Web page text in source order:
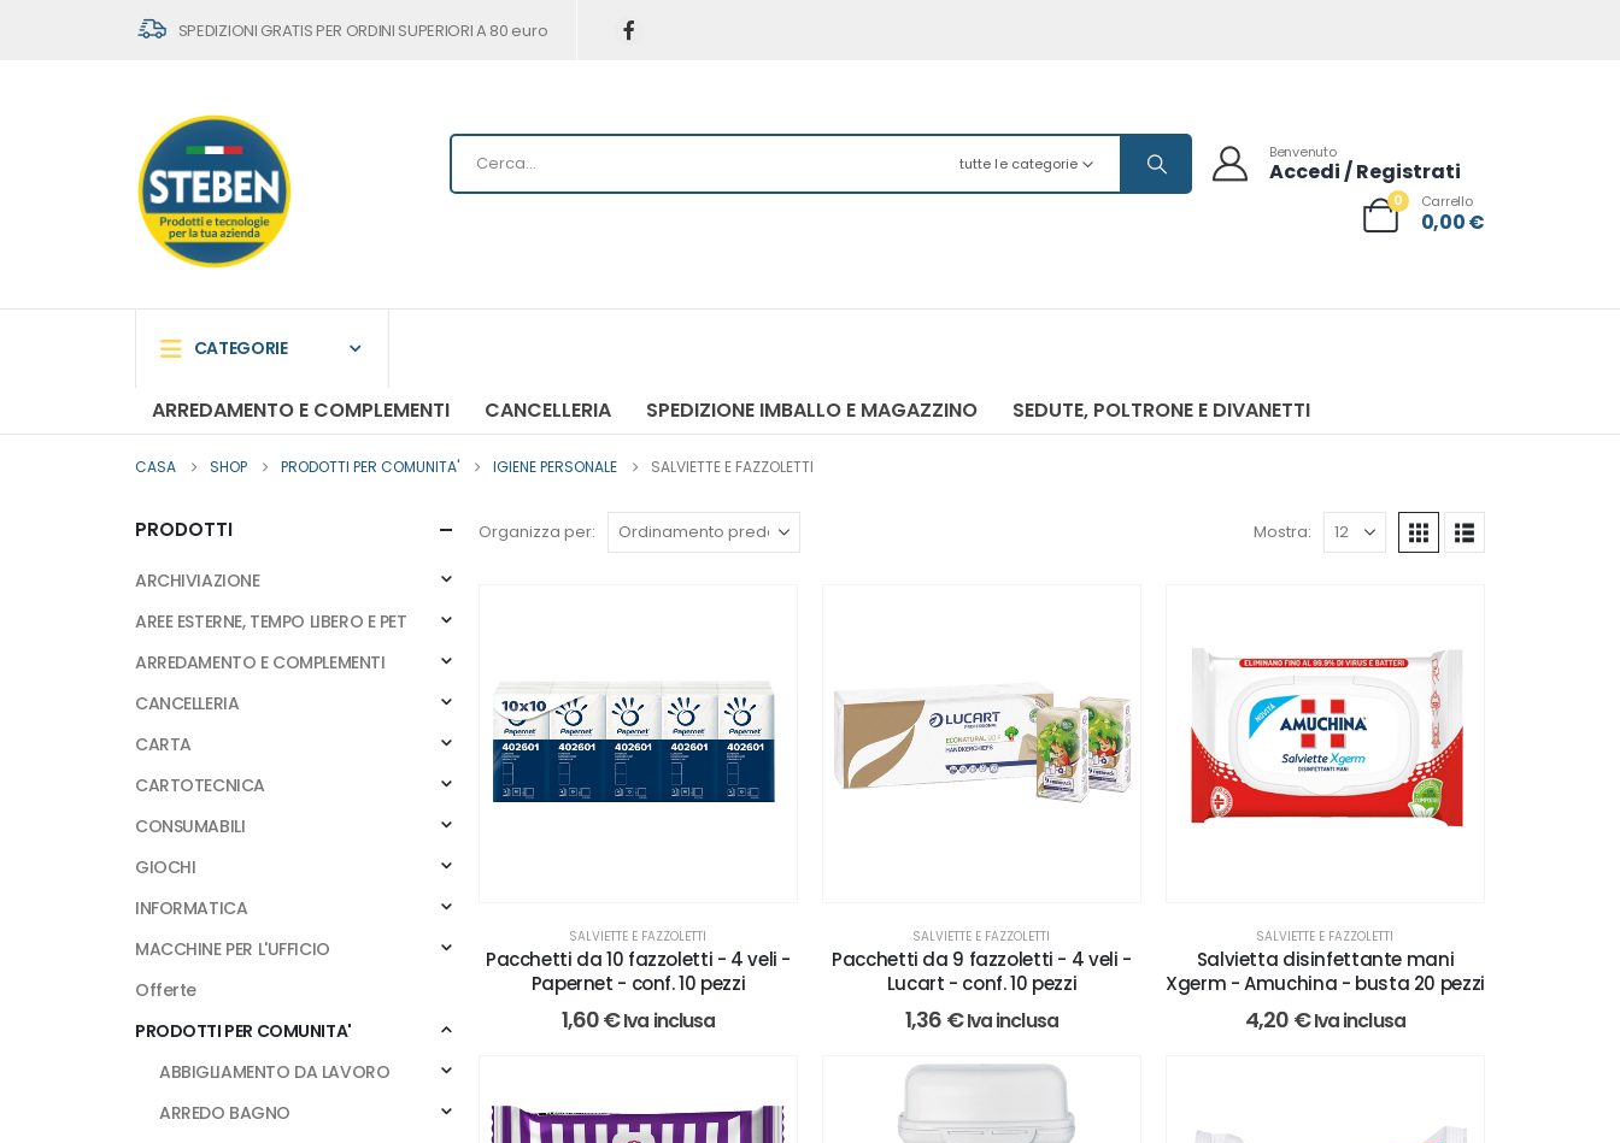
SPEDIZIONI GRATIS PER ORDINI SUPERIORI A 80 euro
tutte le categorie
Benvenuto
Accedi / Registrati
0 Carrello
0,00€
CATEGORIE
ARREDAMENTO E COMPLEMENTI CANCELLERIA SPEDIZIONE IMBALLO E MAGAZZINO SEDUTE, POLTRONE E DIVANETTI
CASA SHOP PRODOTTI PER COMUNITA' IGIENE PERSONALE SALVIETTE E FAZZOLETTI
Organizza per: Mostra:
SALVIETTE E FAZZOLETTI
Pacchetti da 10 fazzoletti - 4 veli -
Papernet - conf. 10 pezzi
1,60€Iva inclusa
SALVIETTE E FAZZOLETTI
Pacchetti da 9 fazzoletti - 4 veli -
Lucart - conf. 10 pezzi
1,36 €Iva inclusa
SALVIETTE E FAZZOLETTI
Salvietta disinfettante mani
Xgerm - Amuchina - busta 20 pezzi
4,20 €Iva inclusa
PRODOTTI
ARCHIVIAZIONE
AREE ESTERNE, TEMPO LIBERO E PET
ARREDAMENTO E COMPLEMENTI
CANCELLERIA
CARTA
CARTOTECNICA
CONSUMABILI
GIOCHI
INFORMATICA
MACCHINE PER L'UFFICIO
Offerte
PRODOTTI PER COMUNITA'
ABBIGLIAMENTO DA LAVORO
ARREDO BAGNO